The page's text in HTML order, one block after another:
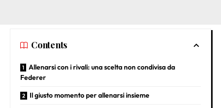
Contents
Allenarsi con i rivali: una scelta non condivisa da
Federer
Il giusto momento per allenarsi insieme